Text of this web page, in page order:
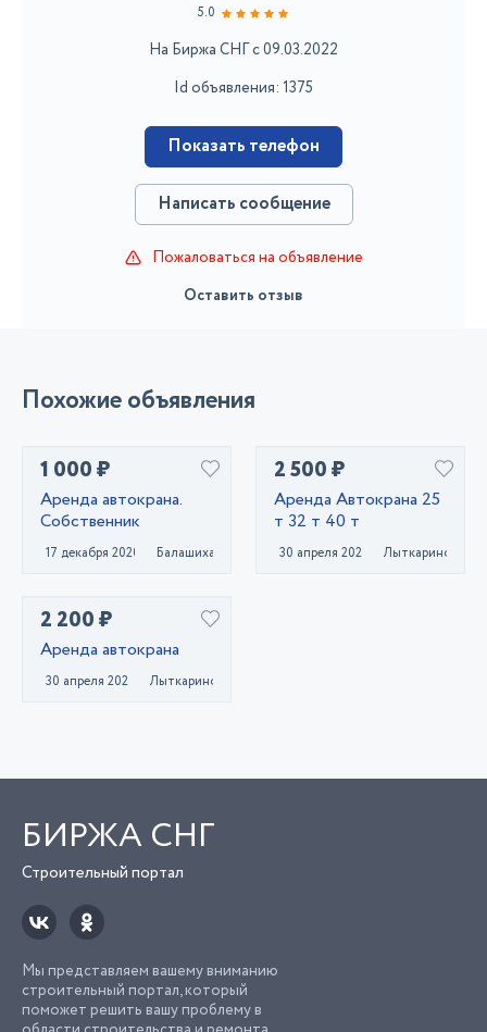
5.0
На Биржа СНГ с 09.03.2022
Id объявления: 1375
Показать телефон
Написать сообщение
Пожаловаться на объявление
Оставить отзыв
Похожие объявления
1 000 ₽
Аренда автокрана.
Собственник
17 декабря 2020 Балашиха
2 500 ₽
Аренда Автокрана 25
т 32 т 40 т
30 апреля 2023 Лыткарино
2 200 ₽
Аренда автокрана
30 апреля 2023 Лыткарино
БИРЖА СНГ
Строительный портал
Мы представляем вашему вниманию
строительный портал, который
поможет решить вашу проблему в